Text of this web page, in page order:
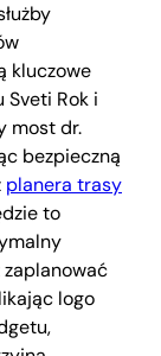
kluczowe
Rok i
most dr.
bezpieczną
planera trasy
to
logo